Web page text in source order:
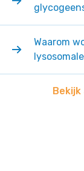
Waarom